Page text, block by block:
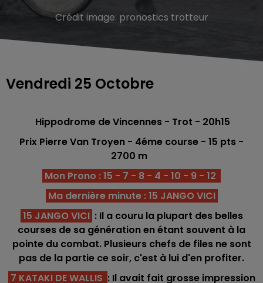
Crédit image: pronostics trotteur
Vendredi 25 Octobre
Hippodrome de Vincennes - Trot - 20h15
Prix Pierre Van Troyen - 4éme course - 15 pts -
2700 m
Mon Prono : 15 - 7 - 8 - 4 - 10 - 9 - 12
Ma dernière minute : 15 JANGO VICI
15 JANGO VICI : Il a couru la plupart des belles
courses de sa génération en étant souvent à la
pointe du combat. Plusieurs chefs de files ne sont
pas de la partie ce soir, c'est à lui d'en profiter.
7 KATAKI DE WALLIS : Il avait fait grosse impression